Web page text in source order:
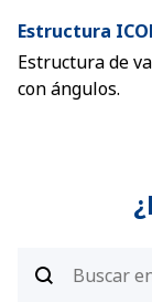
Estructura
Estructura de
con ángulos.